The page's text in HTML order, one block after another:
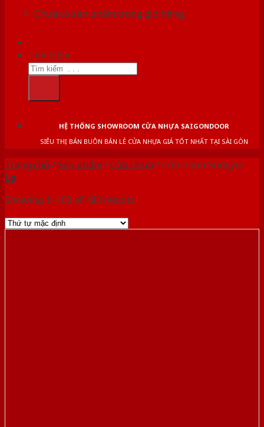
Chưa có sản phẩm trong giỏ hàng.
Tìm kiếm:
HỆ THỐNG SHOWROOM CỬA NHỰA SAIGONDOOR
SIÊU THỊ BÁN BUÔN BÁN LẺ CỬA NHỰA GIÁ TỐT NHẤT TẠI SÀI GÒN
Trang chủ /Sản phẩm /Cửa nhựa /Cửa nhựa Sungyu
Lọc
Showing 1–100 of 483 results